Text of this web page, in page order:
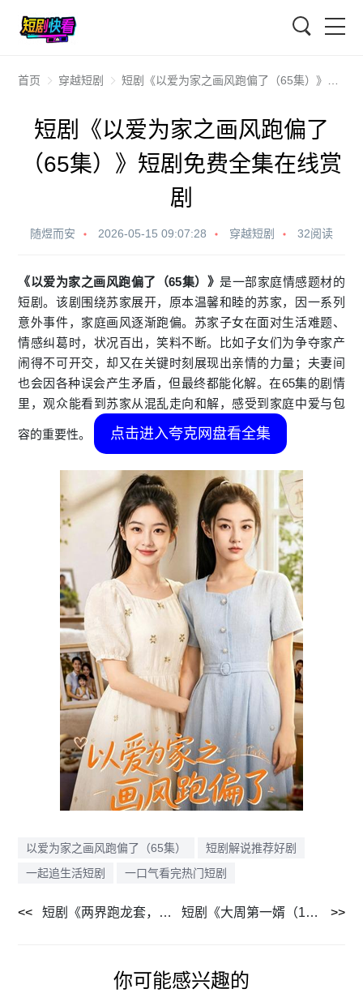
首页 穿越短剧 短剧《以爱为家之画风跑偏了（65集）》短剧免费全集在线赏剧
短剧《以爱为家之画风跑偏了
（65集）》短剧免费全集在线赏
剧
随煜而安 2026-05-15 09:07:28 穿越短剧 32阅读
《以爱为家之画风跑偏了（65集）》是一部家庭情感题材的
短剧。该剧围绕苏家展开，原本温馨和睦的苏家，因一系列
意外事件，家庭画风逐渐跑偏。苏家子女在面对生活难题、
情感纠葛时，状况百出，笑料不断。比如子女们为争夺家产
闹得不可开交，却又在关键时刻展现出亲情的力量；夫妻间
也会因各种误会产生矛盾，但最终都能化解。在65集的剧情
里，观众能看到苏家从混乱走向和解，感受到家庭中爱与包
容的重要性。 点击进入夸克网盘看全集
以爱为家之画风跑偏了（65集）
短剧解说推荐好剧
一起追生活短剧
一口气看完热门短剧
短剧《两界跑龙套，老太我养活了全家（80集）》热门短剧免费在线播 短剧《大周第一婿（114集）》精彩短剧免费在线播放
你可能感兴趣的